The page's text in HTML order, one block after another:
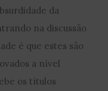
da
na discussão
é que estes são
a nível
os títulos